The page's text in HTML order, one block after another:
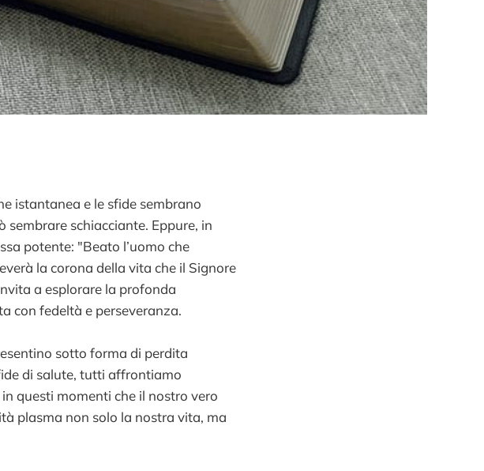
istantanea e le sfide sembrano
schiacciante. Eppure, in
potente: "Beato l’uomo che
la corona della vita che il Signore
a esplorare la profonda
con fedeltà e perseveranza.
sotto forma di perdita
di salute, tutti affrontiamo
questi momenti che il nostro vero
plasma non solo la nostra vita, ma